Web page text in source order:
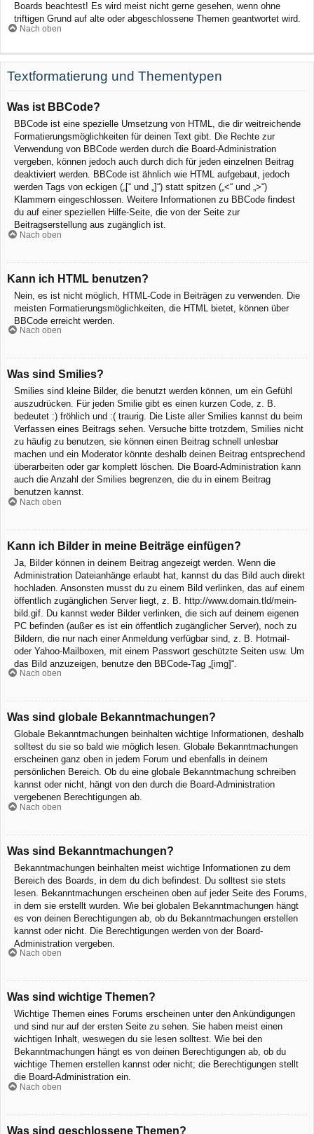
Boards beachtest! Es wird meist nicht gerne gesehen, wenn ohne
triftigen Grund auf alte oder abgeschlossene Themen geantwortet wird.
Nach oben
Textformatierung und Thementypen
Was ist BBCode?
BBCode ist eine spezielle Umsetzung von HTML, die dir weitreichende
Formatierungsmöglichkeiten für deinen Text gibt. Die Rechte zur
Verwendung von BBCode werden durch die Board-Administration
vergeben, können jedoch auch durch dich für jeden einzelnen Beitrag
deaktiviert werden. BBCode ist ähnlich wie HTML aufgebaut, jedoch
werden Tags von eckigen („[“ und „]“) statt spitzen („<“ und „>“)
Klammern eingeschlossen. Weitere Informationen zu BBCode findest
du auf einer speziellen Hilfe-Seite, die von der Seite zur
Beitragserstellung aus zugänglich ist.
Nach oben
Kann ich HTML benutzen?
Nein, es ist nicht möglich, HTML-Code in Beiträgen zu verwenden. Die
meisten Formatierungsmöglichkeiten, die HTML bietet, können über
BBCode erreicht werden.
Nach oben
Was sind Smilies?
Smilies sind kleine Bilder, die benutzt werden können, um ein Gefühl
auszudrücken. Für jeden Smilie gibt es einen kurzen Code, z. B.
bedeutet :) fröhlich und :( traurig. Die Liste aller Smilies kannst du beim
Verfassen eines Beitrags sehen. Versuche bitte trotzdem, Smilies nicht
zu häufig zu benutzen, sie können einen Beitrag schnell unlesbar
machen und ein Moderator könnte deshalb deinen Beitrag entsprechend
überarbeiten oder gar komplett löschen. Die Board-Administration kann
auch die Anzahl der Smilies begrenzen, die du in einem Beitrag
benutzen kannst.
Nach oben
Kann ich Bilder in meine Beiträge einfügen?
Ja, Bilder können in deinem Beitrag angezeigt werden. Wenn die
Administration Dateianhänge erlaubt hat, kannst du das Bild auch direkt
hochladen. Ansonsten musst du zu einem Bild verlinken, das auf einem
öffentlich zugänglichen Server liegt, z. B. http://www.domain.tld/mein-
bild.gif. Du kannst weder Bilder verlinken, die sich auf deinem eigenen
PC befinden (außer es ist ein öffentlich zugänglicher Server), noch zu
Bildern, die nur nach einer Anmeldung verfügbar sind, z. B. Hotmail-
oder Yahoo-Mailboxen, mit einem Passwort geschützte Seiten usw. Um
das Bild anzuzeigen, benutze den BBCode-Tag „[img]“.
Nach oben
Was sind globale Bekanntmachungen?
Globale Bekanntmachungen beinhalten wichtige Informationen, deshalb
solltest du sie so bald wie möglich lesen. Globale Bekanntmachungen
erscheinen ganz oben in jedem Forum und ebenfalls in deinem
persönlichen Bereich. Ob du eine globale Bekanntmachung schreiben
kannst oder nicht, hängt von den durch die Board-Administration
vergebenen Berechtigungen ab.
Nach oben
Was sind Bekanntmachungen?
Bekanntmachungen beinhalten meist wichtige Informationen zu dem
Bereich des Boards, in dem du dich befindest. Du solltest sie stets
lesen. Bekanntmachungen erscheinen oben auf jeder Seite des Forums,
in dem sie erstellt wurden. Wie bei globalen Bekanntmachungen hängt
es von deinen Berechtigungen ab, ob du Bekanntmachungen erstellen
kannst oder nicht. Die Berechtigungen werden von der Board-
Administration vergeben.
Nach oben
Was sind wichtige Themen?
Wichtige Themen eines Forums erscheinen unter den Ankündigungen
und sind nur auf der ersten Seite zu sehen. Sie haben meist einen
wichtigen Inhalt, weswegen du sie lesen solltest. Wie bei den
Bekanntmachungen hängt es von deinen Berechtigungen ab, ob du
wichtige Themen erstellen kannst oder nicht; die Berechtigungen stellt
die Board-Administration ein.
Nach oben
Was sind geschlossene Themen?